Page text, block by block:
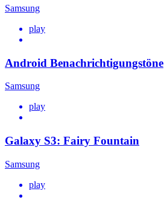
Samsung
play
Android Benachrichtigungstöne
Samsung
play
Galaxy S3: Fairy Fountain
Samsung
play